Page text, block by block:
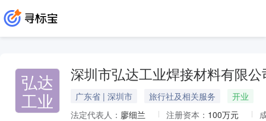
弘达
工业
深圳市弘达工业焊接材料有限公
广东省 | 深圳市 旅行社及相关服务
开业
法定代表人： 廖细兰 注册资本： 100万元